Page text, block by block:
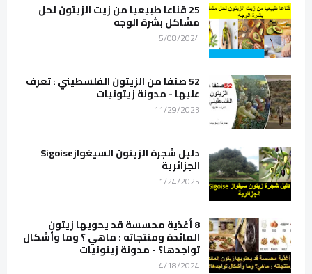
25 قناعا طبيعيا من زيت الزيتون لحل
مشاكل بشرة الوجه
5/08/2024
52 صنفا من الزيتون الفلسطيني : تعرف
عليها - مدونة زيتونيات
11/29/2023
دليل شجرة الزيتون السيغوازSigoise
الجزائرية
1/24/2025
8 أغذية محسسة قد يحويها زيتون
المائدة ومنتجاته : ماهي ؟ وما وأشكال
تواجدها؟ - مدونة زيتونيات
4/18/2024